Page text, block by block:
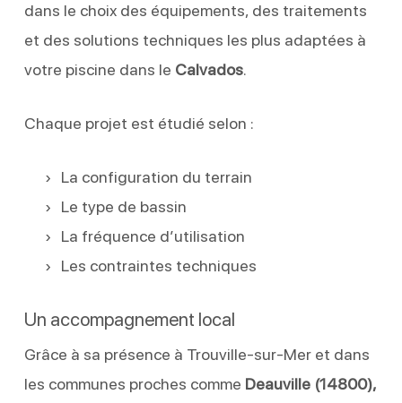
dans le choix des équipements, des traitements
et des solutions techniques les plus adaptées à
votre piscine dans le Calvados.
Chaque projet est étudié selon :
La configuration du terrain
Le type de bassin
La fréquence d’utilisation
Les contraintes techniques
Un accompagnement local
Grâce à sa présence à Trouville-sur-Mer et dans
les communes proches comme Deauville (14800),